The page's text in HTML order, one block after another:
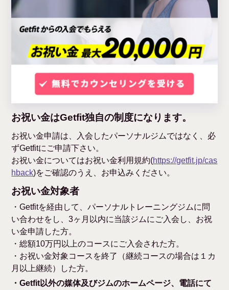
お祝い金はGetfit独自の制度になります。
お祝い金申請は、入会したパーソナルジムではなく、必
ずGetfitにご申請下さい。
お祝い金についてはお祝い金利用規約(https://getfit.jp/cas
hback)をご確認のうえ、お申込みください。
お祝い金対象者
・Getfitを経由して、パーソナルトレーニングジムに問
い合わせをし、3ヶ月以内に当該ジムにご入会し、お祝
い金申請した方。
・総額10万円以上のコースにご入会された方。
・お祝い金対象コースを終了（継続コースの場合は１カ
月以上継続）した方。
・Getfit以外の媒体及びジムのホームページ、電話にて